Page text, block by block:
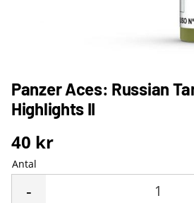
Panzer Aces: Russian
Highlights II
40 kr
Antal
-